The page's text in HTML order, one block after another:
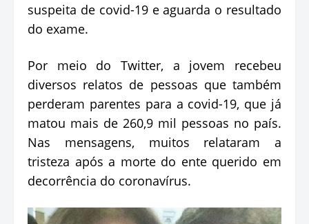
suspeita de covid-19 e aguarda o resultado
do exame.
Por meio do Twitter, a jovem recebeu
diversos relatos de pessoas que também
perderam parentes para a covid-19, que já
matou mais de 260,9 mil pessoas no país.
Nas mensagens, muitos relataram a
tristeza após a morte do ente querido em
decorrência do coronavírus.